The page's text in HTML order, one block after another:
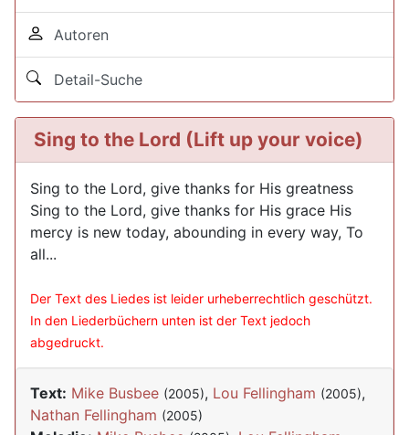
Autoren
Detail-Suche
Sing to the Lord (Lift up your voice)
Sing to the Lord, give thanks for His greatness
Sing to the Lord, give thanks for His grace His
mercy is new today, abounding in every way, To
all...
Der Text des Liedes ist leider urheberrechtlich geschützt.
In den Liederbüchern unten ist der Text jedoch
abgedruckt.
Text: Mike Busbee (2005), Lou Fellingham (2005),
Nathan Fellingham (2005)